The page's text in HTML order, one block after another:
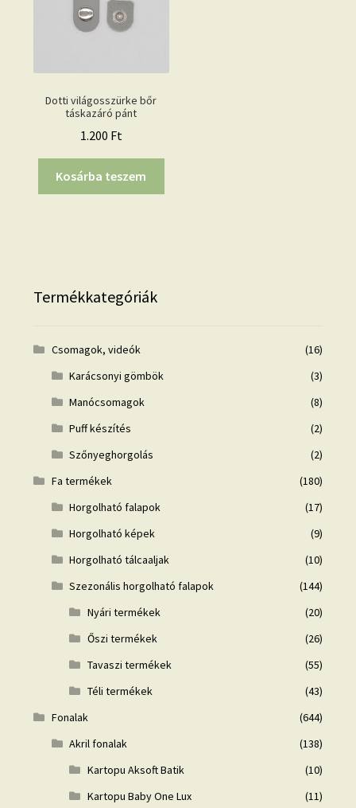
Dotti világosszürke bőr
táskazáró pánt
1.200 Ft
Kosárba teszem
Termékkategóriák
Csomagok, videók
(16)
Karácsonyi gömbök
(3)
Manócsomagok
(8)
Puff készítés
(2)
Szőnyeghorgolás
(2)
Fa termékek
(180)
Horgolható falapok
(17)
Horgolható képek
(9)
Horgolható tálcaaljak
(10)
Szezonális horgolható falapok
(144)
Nyári termékek
(20)
Őszi termékek
(26)
Tavaszi termékek
(55)
Téli termékek
(43)
Fonalak
(644)
Akril fonalak
(138)
Kartopu Aksoft Batik
(10)
Kartopu Baby One Lux
(11)